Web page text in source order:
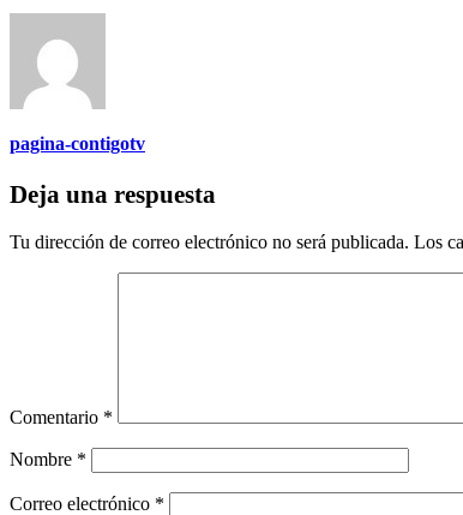
pagina-contigotv
Deja una respuesta
Tu dirección de correo electrónico no será publicada. Los
Comentario *
Nombre *
Correo electrónico *